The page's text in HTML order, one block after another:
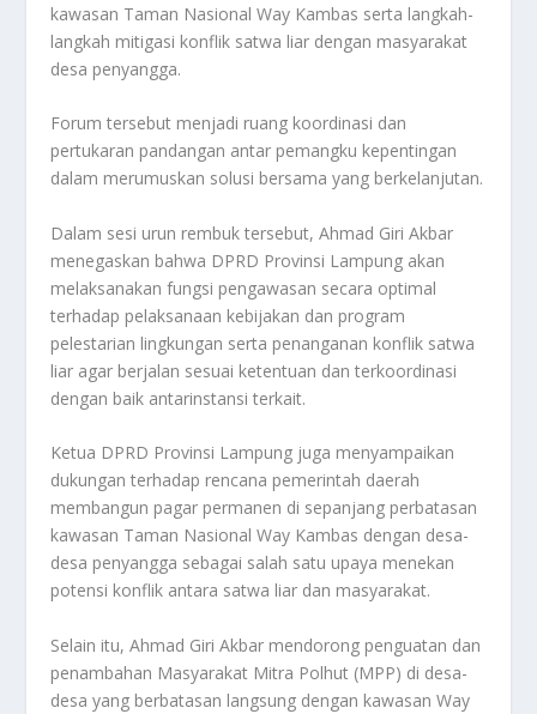
kawasan Taman Nasional Way Kambas serta langkah-
langkah mitigasi konflik satwa liar dengan masyarakat
desa penyangga.
Forum tersebut menjadi ruang koordinasi dan
pertukaran pandangan antar pemangku kepentingan
dalam merumuskan solusi bersama yang berkelanjutan.
Dalam sesi urun rembuk tersebut, Ahmad Giri Akbar
menegaskan bahwa DPRD Provinsi Lampung akan
melaksanakan fungsi pengawasan secara optimal
terhadap pelaksanaan kebijakan dan program
pelestarian lingkungan serta penanganan konflik satwa
liar agar berjalan sesuai ketentuan dan terkoordinasi
dengan baik antarinstansi terkait.
Ketua DPRD Provinsi Lampung juga menyampaikan
dukungan terhadap rencana pemerintah daerah
membangun pagar permanen di sepanjang perbatasan
kawasan Taman Nasional Way Kambas dengan desa-
desa penyangga sebagai salah satu upaya menekan
potensi konflik antara satwa liar dan masyarakat.
Selain itu, Ahmad Giri Akbar mendorong penguatan dan
penambahan Masyarakat Mitra Polhut (MPP) di desa-
desa yang berbatasan langsung dengan kawasan Way